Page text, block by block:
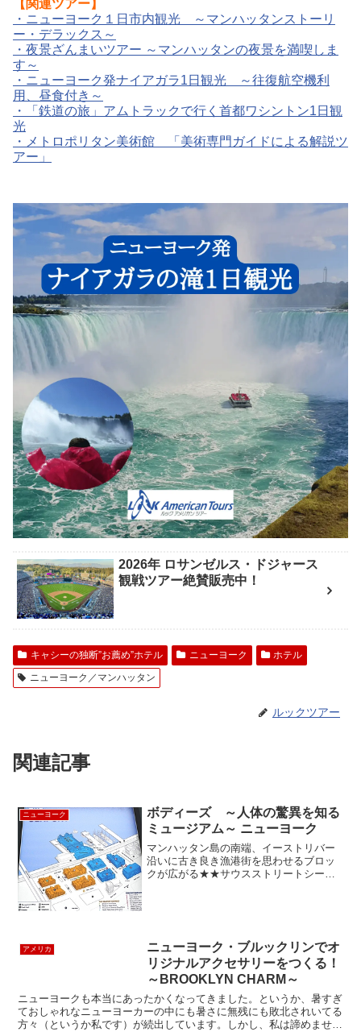
【関連ツアー】
・ ニューヨーク１日市内観光 ～マンハッタンストーリ
ー・デラックス～
・ 夜景ざんまいツアー ～マンハッタンの夜景を満喫しま
す～
・ ニューヨーク発ナイアガラ1日観光 ～往復航空機利
用、昼食付き～
・
「鉄道の旅」アムトラックで行く首都ワシントン1日観
光
・ メトロポリタン美術館 「美術専門ガイドによる解説ツ
アー」
2026年 ロサンゼルス・ドジャース
観戦ツアー絶賛販売中！
キャシーの独断”お薦め”ホテル ニューヨーク
ホテル
ニューヨーク／マンハッタン
ルックツアー
関連記事
ニューヨーク
ボディーズ ～人体の驚異を知る
ミュージアム～ ニューヨーク
マンハッタン島の南端、イーストリバー
沿いに古き良き漁港街を思わせるブロッ
クが広がる★★サウスストリートシーポ
アメリカ
ニューヨーク・ブルックリンでオ
リジナルアクセサリーをつくる！
～BROOKLYN CHARM～
ニューヨークも本当にあったかくなってきました。というか、暑すぎ
ておしゃれなニューヨーカーの中にも暑さに無残にも敗北されいてる
方々（というか私です）が続出しています。しかし、私は諦めませ